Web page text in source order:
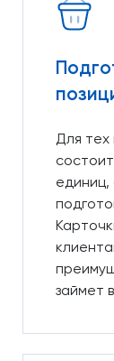
Для тех
займет